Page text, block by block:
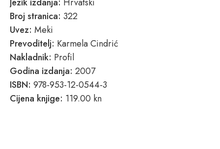
Jezik izdanja: Hrvatski
Broj stranica: 322
Uvez: Meki
Prevoditelj: Karmela Cindrić
Nakladnik: Profil
Godina izdanja: 2007
ISBN: 978-953-12-0544-3
Cijena knjige: 119.00 kn